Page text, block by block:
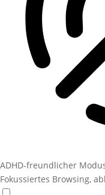
ADHD-freundlicher
Fokussiertes Browsing,